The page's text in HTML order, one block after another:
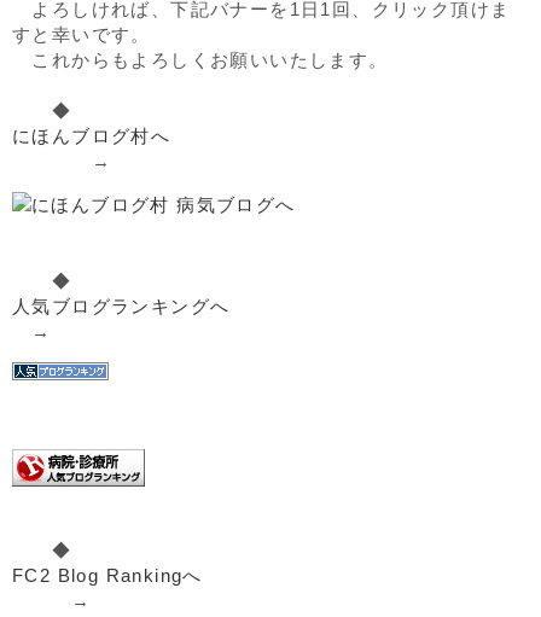
よろしければ、下記バナーを1日1回、クリック頂けま
すと幸いです。
これからもよろしくお願いいたします。
◆
にほんブログ村へ
→
◆
人気ブログランキングへ
→
◆
FC2 Blog Rankingへ
→